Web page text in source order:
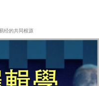
经的共同根源